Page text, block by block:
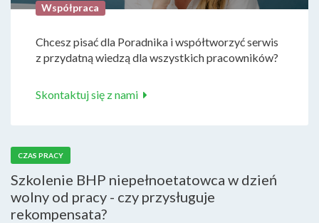
Współpraca
Chcesz pisać dla Poradnika i współtworzyć serwis
z przydatną wiedzą dla wszystkich pracowników?
Skontaktuj się z nami
CZAS PRACY
Szkolenie BHP niepełnoetatowca w dzień
wolny od pracy - czy przysługuje
rekompensata?